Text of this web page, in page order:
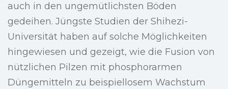
auch in den ungemütlichsten Böden
gedeihen. Jüngste Studien der Shihezi-
Universität haben auf solche Möglichkeiten
hingewiesen und gezeigt, wie die Fusion von
nützlichen Pilzen mit phosphorarmen
Düngemitteln zu beispiellosem Wachstum